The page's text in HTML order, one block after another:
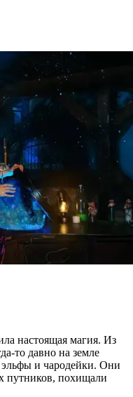
настоящая магия. Из
то давно на земле
и чародейки. Они
путников, похищали